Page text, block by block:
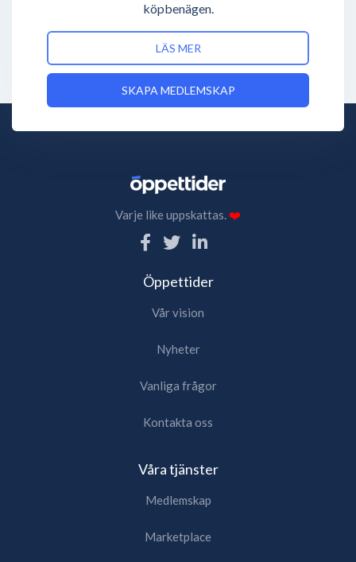
köpbenägen.
LÄS MER
SKAPA MEDLEMSKAP
Varje like uppskattas.❤️
Öppettider
Vår vision
Nyheter
Vanliga frågor
Kontakta oss
Våra tjänster
Medlemskap
Marketplace